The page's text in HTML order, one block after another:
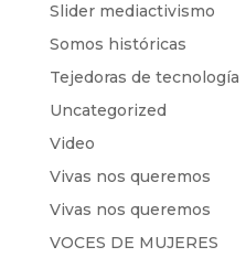
Slider mediactivismo
Somos históricas
Tejedoras de tecnología
Uncategorized
Video
Vivas nos queremos
Vivas nos queremos
VOCES DE MUJERES